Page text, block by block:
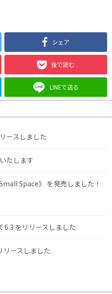
シェア
後で読む
LINEで送る
ースしました
たします
Space》 を発売しました！
をリリースしました
リースしました